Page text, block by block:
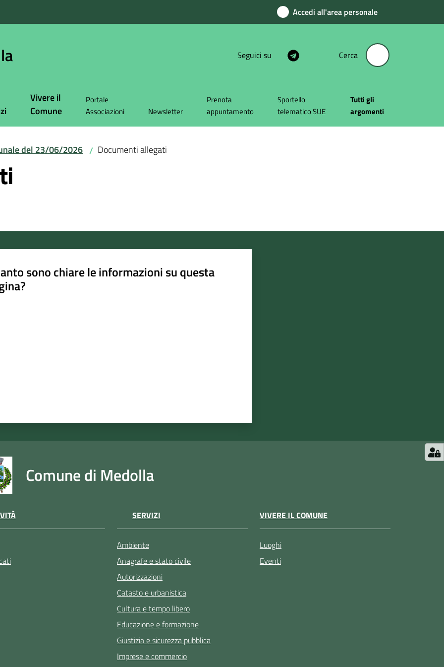
Accedi all'area personale
Seguici su Cerca
Vivere il
Comune
Portale
Associazioni
Newsletter
Prenota
appuntamento
Sportello
telematico SUE
Tutti gli
argomenti
del 23/06/2026 / Documenti allegati
sono chiare le informazioni su questa
Comune di Medolla
SERVIZI
Ambiente
Anagrafe e stato civile
Autorizzazioni
Catasto e urbanistica
Cultura e tempo libero
Educazione e formazione
Giustizia e sicurezza pubblica
Imprese e commercio
VIVERE IL COMUNE
Luoghi
Eventi